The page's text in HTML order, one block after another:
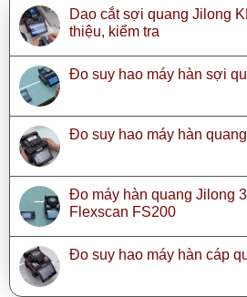
Dao cắt sợi quang Jilong
thiệu, kiểm tra
Đo suy hao máy hàn sợi
Đo suy hao máy hàn
Đo máy hàn quang Jilong
Flexscan FS200
Đo suy hao máy hàn cáp